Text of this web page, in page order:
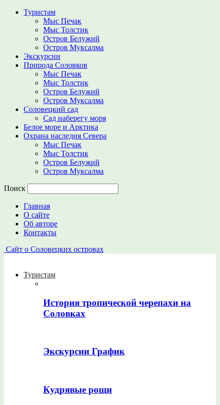
Туристам
Мыс Печак
Мыс Толстик
Остров Белужий
Остров Муксалма
Экскурсии
Природа Соловков
Мыс Печак
Мыс Толстик
Остров Белужий
Остров Муксалма
Соловецкий сад
Сад наберегу моря
Белое море и Арктика
Охрана наследия Севера
Мыс Печак
Мыс Толстик
Остров Белужий
Остров Муксалма
Поиск
Главная
О сайте
Об авторе
Контакты
Сайт о Соловецких островах
Туристам
История тропической черепахи на
Соловках
Экскурсии График
Кудрявые рощи